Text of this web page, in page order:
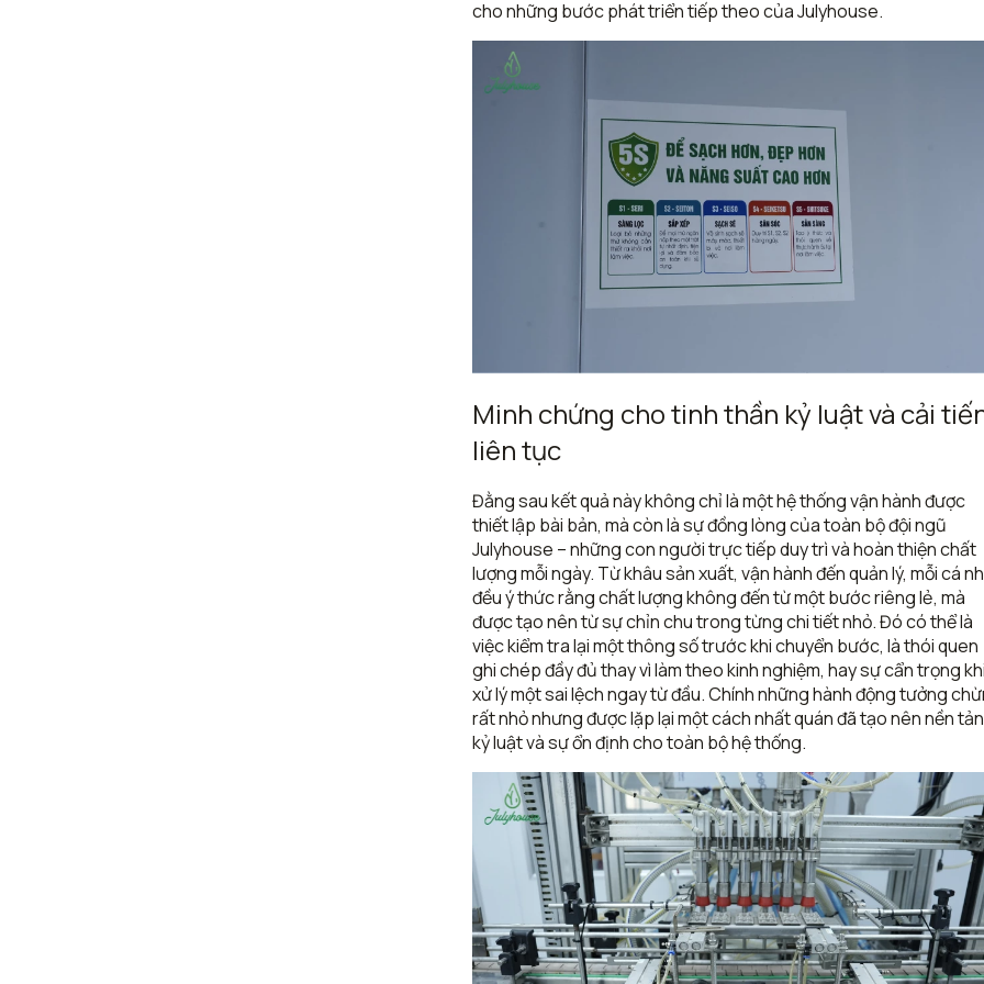
cho những bước phát triển tiếp theo của Julyhouse.
Minh chứng cho tinh thần kỷ luật và cải
liên tục
Đằng sau kết quả này không chỉ là một hệ thống vận hành được
thiết lập bài bản, mà còn là sự đồng lòng của toàn bộ đội ngũ
Julyhouse – những con người trực tiếp duy trì và hoàn thiện chất
lượng mỗi ngày. Từ khâu sản xuất, vận hành đến quản lý, mỗi cá
đều ý thức rằng chất lượng không đến từ một bước riêng lẻ, mà
được tạo nên từ sự chỉn chu trong từng chi tiết nhỏ. Đó có thể là
việc kiểm tra lại một thông số trước khi chuyển bước, là thói quen
ghi chép đầy đủ thay vì làm theo kinh nghiệm, hay sự cẩn trọng
xử lý một sai lệch ngay từ đầu. Chính những hành động tưởng
rất nhỏ nhưng được lặp lại một cách nhất quán đã tạo nên nền
kỷ luật và sự ổn định cho toàn bộ hệ thống.